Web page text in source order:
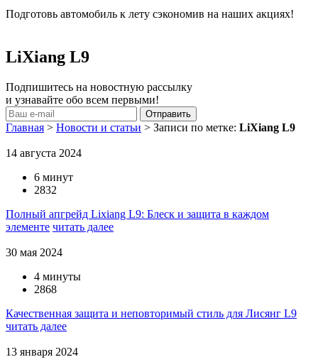
Подготовь автомобиль к лету сэкономив на наших акциях!
LiXiang L9
Подпишитесь на новостную рассылку
и узнавайте обо всем первыми!
Главная > Новости и статьи > Записи по метке: LiXiang L9
14 августа 2024
6 минут
2832
Полный апгрейд Lixiang L9: Блеск и защита в каждом
элементе читать далее
30 мая 2024
4 минуты
2868
Качественная защита и неповторимый стиль для Лисянг L9
читать далее
13 января 2024